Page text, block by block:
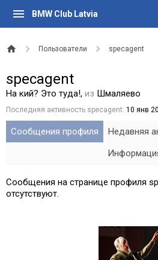
BMW Club Latvia
Пользователи specagent
specagent
На кий? Это туда!, из Шмаляево
Последняя активность specagent: 10 янв
Сообщения профиля Недавняя
Сообщения на странице профиля
отсутствуют.